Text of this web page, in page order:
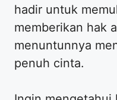
hadir untuk
memberikan hak
menuntunnya
penuh cinta.